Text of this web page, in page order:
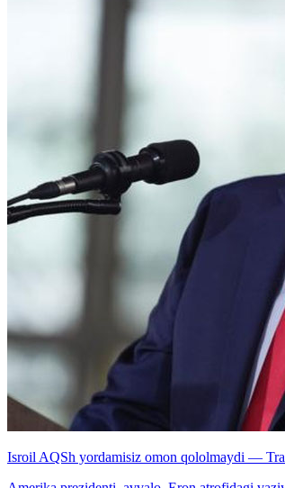
Isroil AQSh yordamisiz omon qololmaydi —